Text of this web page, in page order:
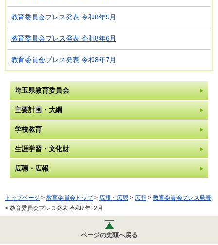
教育委員会プレス発表 令和8年5月
教育委員会プレス発表 令和8年6月
教育委員会プレス発表 令和8年7月
埼玉県教育委員会
主要計画・大綱
学校教育
生涯学習・文化財
広聴・広報
トップページ > 教育委員会トップ> 広報・広聴 > 広報 > 教育委員会プレス発表
> 教育委員会プレス発表 令和7年12月
ページの先頭へ戻る